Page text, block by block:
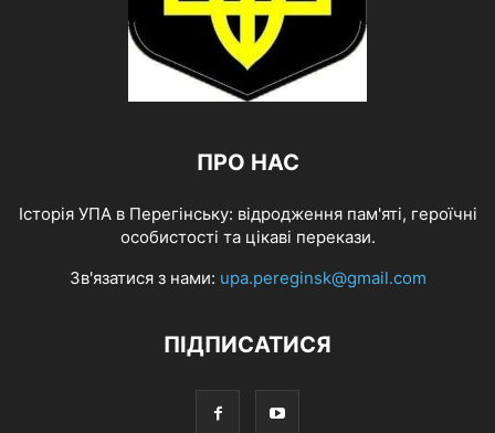
ПРО НАС
Історія УПА в Перегінську: відродження пам'яті, героїчні
особистості та цікаві перекази.
Зв'язатися з нами: upa.pereginsk@gmail.com
ПІДПИСАТИСЯ